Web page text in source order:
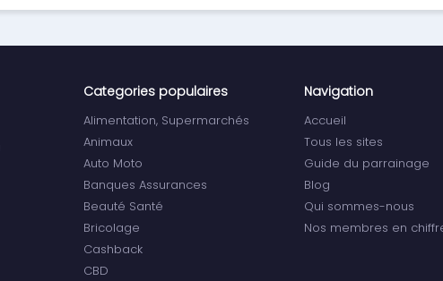
Categories populaires
Alimentation, Supermarchés
Animaux
Auto Moto
Banques Assurances
Beauté Santé
Bricolage
Cashback
CBD
Navigation
Accueil
Tous les sites
Guide du parrainage
Blog
Qui sommes-nous
Nos membres en